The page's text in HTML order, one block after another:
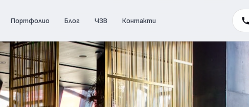
Портфолио Блог ЧЗВ Контакти